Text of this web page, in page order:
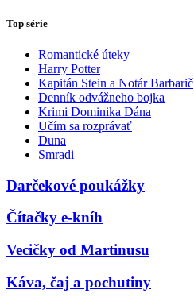
Top série
Romantické úteky
Harry Potter
Kapitán Stein a Notár Barbarič
Denník odvážneho bojka
Krimi Dominika Dána
Učím sa rozprávať
Duna
Smradi
Darčekové poukážky
Čítačky e-kníh
Vecičky od Martinusu
Káva, čaj a pochutiny